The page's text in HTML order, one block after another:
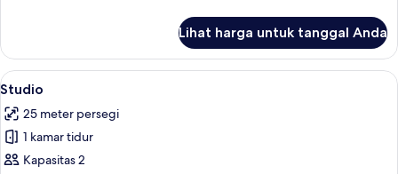
Kamar
Lihat harga untuk tanggal Anda
Lihat
semua
foto
untuk
Studio
Studio | Seprai premium, brankas,
5
Studio
25 meter persegi
1 kamar tidur
Kapasitas 2